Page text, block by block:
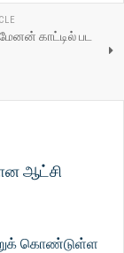
காட்டில் பட
ஆட்சி
கொண்டுள்ள